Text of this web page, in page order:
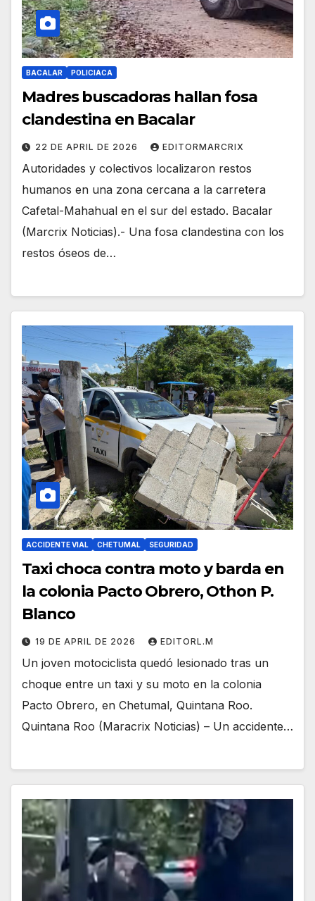
BACALAR POLICIACA
Madres buscadoras hallan fosa
clandestina en Bacalar
22 DE APRIL DE 2026 EDITORMARCRIX
Autoridades y colectivos localizaron restos
humanos en una zona cercana a la carretera
Cafetal-Mahahual en el sur del estado. Bacalar
(Marcrix Noticias).- Una fosa clandestina con los
restos óseos de…
ACCIDENTE VIAL CHETUMAL SEGURIDAD
Taxi choca contra moto y barda en
la colonia Pacto Obrero, Othon P.
Blanco
19 DE APRIL DE 2026 EDITORL.M
Un joven motociclista quedó lesionado tras un
choque entre un taxi y su moto en la colonia
Pacto Obrero, en Chetumal, Quintana Roo.
Quintana Roo (Maracrix Noticias) – Un accidente…